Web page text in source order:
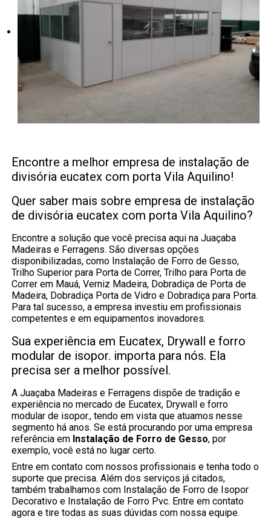
Encontre a melhor empresa de instalação de
divisória eucatex com porta Vila Aquilino!
Quer saber mais sobre empresa de instalação
de divisória eucatex com porta Vila Aquilino?
Encontre a solução que você precisa aqui na Juaçaba
Madeiras e Ferragens. São diversas opções
disponibilizadas, como Instalação de Forro de Gesso,
Trilho Superior para Porta de Correr, Trilho para Porta de
Correr em Mauá, Verniz Madeira, Dobradiça de Porta de
Madeira, Dobradiça Porta de Vidro e Dobradiça para Porta.
Para tal sucesso, a empresa investiu em profissionais
competentes e em equipamentos inovadores.
Sua experiência em Eucatex, Drywall e forro
modular de isopor. importa para nós. Ela
precisa ser a melhor possível.
A Juaçaba Madeiras e Ferragens dispõe de tradição e
experiência no mercado de Eucatex, Drywall e forro
modular de isopor., tendo em vista que atuamos nesse
segmento há anos. Se está procurando por uma empresa
referência em Instalação de Forro de Gesso, por
exemplo, você está no lugar certo.
Entre em contato com nossos profissionais e tenha todo o
suporte que precisa. Além dos serviços já citados,
também trabalhamos com Instalação de Forro de Isopor
Decorativo e Instalação de Forro Pvc. Entre em contato
agora e tire todas as suas dúvidas com nossa equipe.